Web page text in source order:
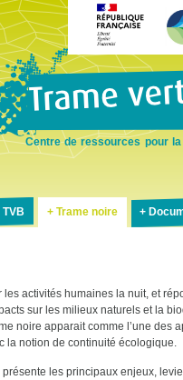
Centre de ressources pour
TVB Trame noire
activités humaines la nuit, et
sur les milieux naturels et la
noire apparait comme l’une des
la notion de continuité écologique.
les principaux enjeux,